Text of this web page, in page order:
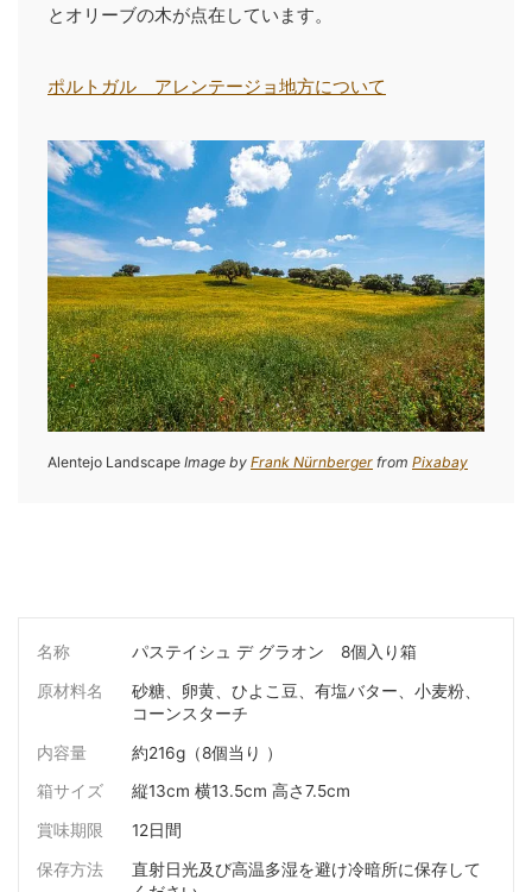
とオリーブの木が点在しています。
ポルトガル アレンテージョ地方について
Alentejo Landscape Image by Frank Nürnberger from Pixabay
名称 パステイシュ デ グラオン 8個入り箱
原材料名
砂糖、卵黄、ひよこ豆、有塩バター、小麦粉、
コーンスターチ
内容量 約216g（8個当り ）
箱サイズ 縦13cm 横13.5cm 高さ7.5cm
賞味期限 12日間
保存方法
直射日光及び高温多湿を避け冷暗所に保存して